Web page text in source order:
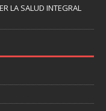
LA SALUD INTEGRAL